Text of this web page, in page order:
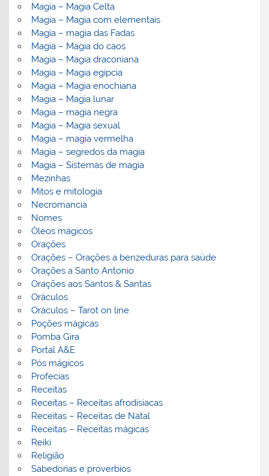
Magia – Magia Celta
Magia – Magia com elementais
Magia – magia das Fadas
Magia – Magia do caos
Magia – Magia draconiana
Magia – Magia egípcia
Magia – Magia enochiana
Magia – Magia lunar
Magia – magia negra
Magia – Magia sexual
Magia – magia vermelha
Magia – segredos da magia
Magia – Sistemas de magia
Mezinhas
Mitos e mitologia
Necromancia
Nomes
Óleos mágicos
Orações
Orações – Orações a benzeduras para saúde
Orações a Santo Antonio
Orações aos Santos & Santas
Oráculos
Oráculos – Tarot on line
Poções mágicas
Pomba Gira
Portal A&E
Pós mágicos
Profecias
Receitas
Receitas – Receitas afrodisiacas
Receitas – Receitas de Natal
Receitas – Receitas mágicas
Reiki
Religião
Sabedorias e proverbios